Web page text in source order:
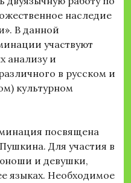
наследие
В данной
участвуют
анализу и
в русском и
культурном
посвящена
Для участия в
и девушки,
языках. Необходимое